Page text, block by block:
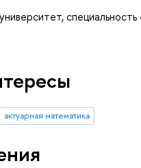
актуарная математика